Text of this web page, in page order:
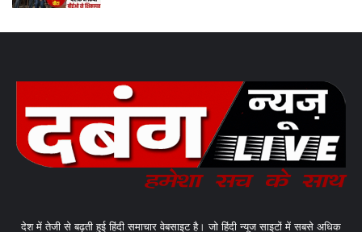
देश में तेजी से बढ़ती हुई हिंदी समाचार वेबसाइट है। जो हिंदी न्यूज साइटों में सबसे अधिक